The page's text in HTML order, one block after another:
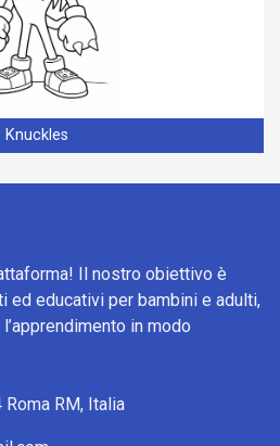
Knuckles
Il nostro obiettivo è
ed educativi per bambini e adulti,
in modo
RM, Italia